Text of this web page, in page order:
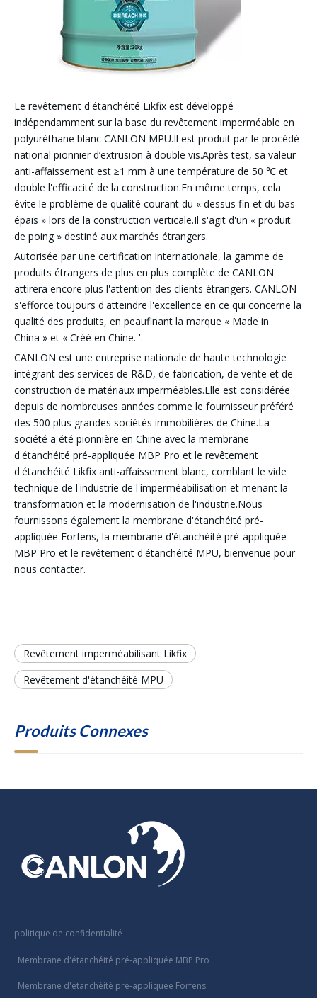
Le revêtement d'étanchéité Likfix est développé
indépendamment sur la base du revêtement imperméable en
polyuréthane blanc CANLON MPU.Il est produit par le procédé
national pionnier d’extrusion à double vis.Après test, sa valeur
anti-affaissement est ≥1 mm à une température de 50 ℃ et
double l'efficacité de la construction.En même temps, cela
évite le problème de qualité courant du « dessus fin et du bas
épais » lors de la construction verticale.Il s'agit d'un « produit
de poing » destiné aux marchés étrangers.
Autorisée par une certification internationale, la gamme de
produits étrangers de plus en plus complète de CANLON
attirera encore plus l'attention des clients étrangers. CANLON
s'efforce toujours d'atteindre l'excellence en ce qui concerne la
qualité des produits, en peaufinant la marque « Made in
China » et « Créé en Chine. '.
CANLON est une entreprise nationale de haute technologie
intégrant des services de R&D, de fabrication, de vente et de
construction de matériaux imperméables.Elle est considérée
depuis de nombreuses années comme le fournisseur préféré
des 500 plus grandes sociétés immobilières de Chine.La
société a été pionnière en Chine avec la membrane
d'étanchéité pré-appliquée MBP Pro et le revêtement
d'étanchéité Likfix anti-affaissement blanc, comblant le vide
technique de l'industrie de l'imperméabilisation et menant la
transformation et la modernisation de l'industrie.Nous
fournissons également la membrane d'étanchéité pré-
appliquée Forfens, la membrane d'étanchéité pré-appliquée
MBP Pro et le revêtement d'étanchéité MPU, bienvenue pour
nous contacter.
Revêtement imperméabilisant Likfix
Revêtement d'étanchéité MPU
Produits Connexes
politique de confidentialité
Membrane d'étanchéité pré-appliquée MBP Pro
Membrane d'étanchéité pré-appliquée Forfens